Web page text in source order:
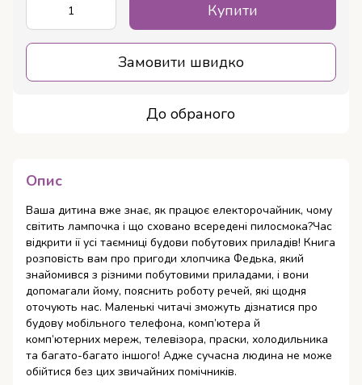
Купити
Замовити швидко
До обраного
Опис
Ваша дитина вже знає, як працює електорочайник, чому
світить лампочка і що сховано всередені пилосмока?Час
відкрити ії усі таємниці будови побутових приладів! Книга
розповість вам про пригоди хлопчика Федька, який
знайомився з різними побутовими приладами, і вони
допомагали йому, пояснить роботу речей, які щодня
оточують нас. Маленькі читачі зможуть дізнатися про
будову мобільного телефона, комп’ютера й
комп’ютерних мереж, телевізора, праски, холодильника
та багато-багато іншого! Адже сучасна людина не може
обійтися без цих звичайних помічників.